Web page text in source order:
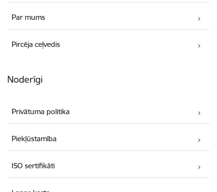
Par mums
Pircēja ceļvedis
Noderīgi
Privātuma politika
Piekļūstamība
ISO sertifikāti